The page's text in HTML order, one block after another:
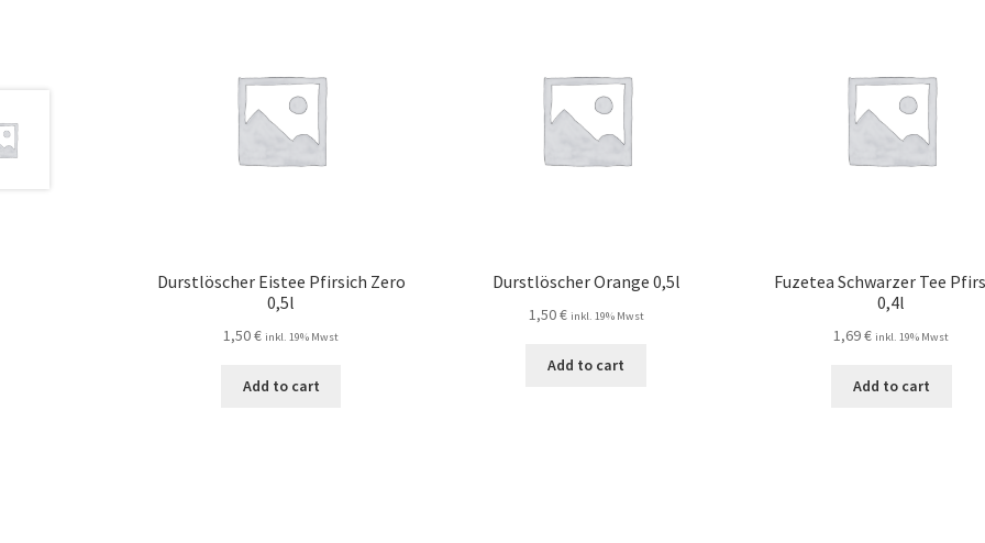
Durstlöscher Eistee Pfirsich Zero
0,5l
1,50€ inkl. 19% Mwst
Add to cart
Durstlöscher Orange 0,5l
1,50€ inkl. 19% Mwst
Add to cart
Fuzetea Schwarzer Tee
0,4l
1,69€ inkl. 19% Mwst
Add to cart